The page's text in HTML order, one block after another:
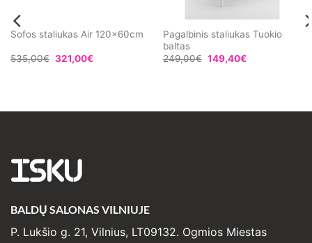
Sofos staliukas Air 120x60cm
535,00€ 321,00€
Pagalbinis staliukas Tuokio
baltas
249,00€ 149,40€
ISKU
BALDŲ SALONAS VILNIUJE
P. Lukšio g. 21, Vilnius, LT09132. Ogmios Miestas